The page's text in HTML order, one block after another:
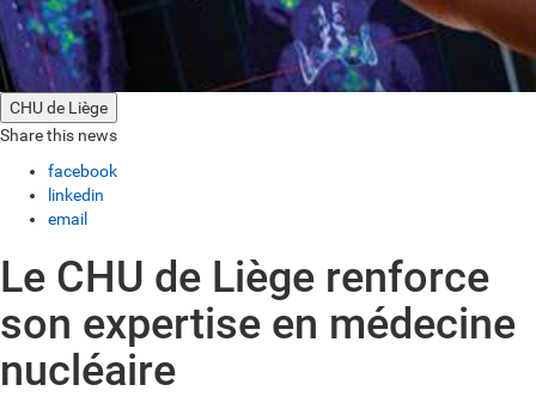
CHU de Liège
Share this news
facebook
linkedin
email
Le CHU de Liège renforce
son expertise en médecine
nucléaire